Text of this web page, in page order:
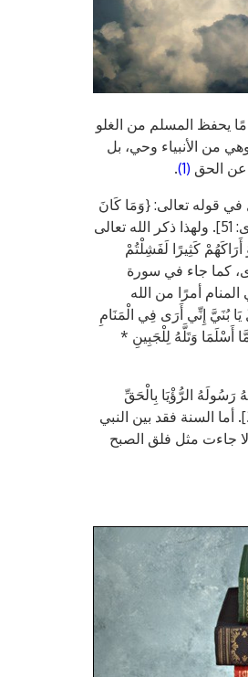
يحفظ المسلم من الغلو
من الأنبياء وحي، بل
عن الحق (1)
.
قوله تعالى: {وَمَا كَانَ
لِبَشَرٍ أَنْ يُكَلِّمَهُ اللهُ إِلَّا وَحْيًا أَوْ مِنْ وَرَاءِ حِجَابٍ أَوْ يُرْسِلَ رَسُولًا فَيُوحِيَ بِإِذْنِهِ مَا يَشَاءُ} [الشورى: 51]. ولهذا ذكر الله تعالى
كَثِيرًا لَفَشِلْتُمْ
الرؤى، كما جاء في سورة
أمرًا من الله
بُنَيَّ إِنِّي أَرَى فِي الْمَنَامِ
أَسْلَمَا وَتَلَّهُ لِلْجَبِينِ *
الرُّؤْيَا بِالْحَقِّ
لَتَدْخُلُنَّ الْمَسْجِدَ الْحَرَامَ إِنْ شَاءَ اللهُ آمِنِينَ مُحَلِّقِينَ رُءُوسَكُمْ وَمُقَصِّرِينَ لَا تَخَافُونَ} [الفتح: 27]. أما السنة فقد بين النبي
جاءت مثل فلق الصبح